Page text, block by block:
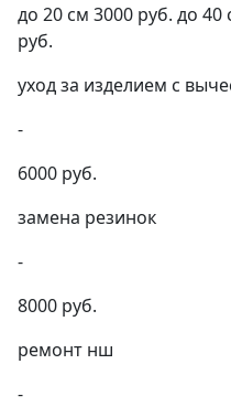
до 20 см 3000 руб. до
руб.
уход за изделием с
-
6000 руб.
замена резинок
-
8000 руб.
ремонт нш
-